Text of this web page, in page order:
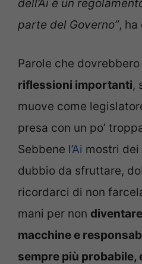
dell’Ai è un
parte del Governo”, ha
Parole che
riflessioni importanti,
muove come
presa con un po’
Sebbene l’Ai mostri dei
dubbio da sfruttare,
ricordarci di non
mani per non
macchine e
sempre più probabile,